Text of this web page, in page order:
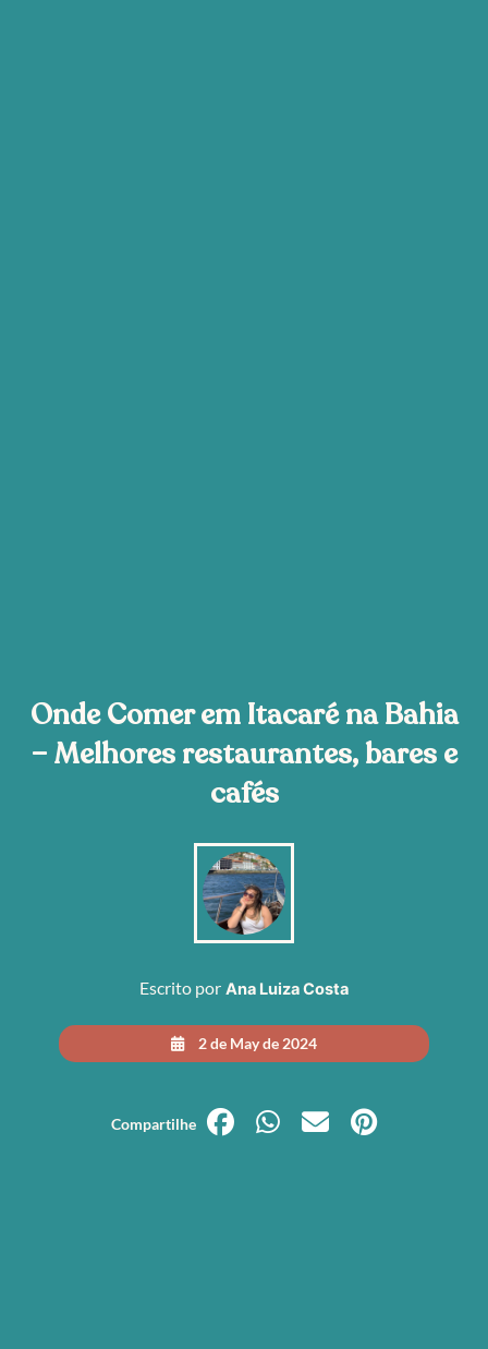
Onde Comer em Itacaré na Bahia
– Melhores restaurantes, bares e
cafés
Escrito por Ana Luiza Costa
2 de May de 2024